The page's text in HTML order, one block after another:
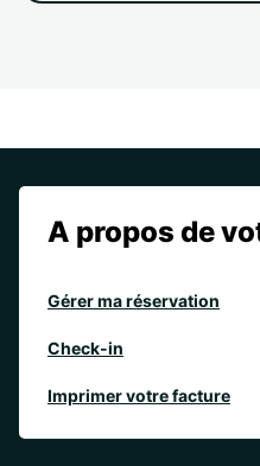
A propos de
Gérer ma réservation
Check-in
Imprimer votre facture